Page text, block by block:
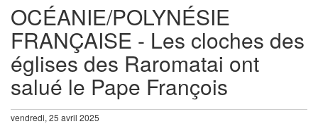
OCÉANIE/POLYNÉSIE
FRANÇAISE - Les cloches des
églises des Raromatai ont
salué le Pape François
vendredi, 25 avril 2025